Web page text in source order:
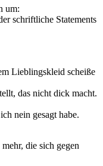
um:
schriftliche Statements
Lieblingskleid scheiße
das nicht dick macht.
nein gesagt habe.
die sich gegen